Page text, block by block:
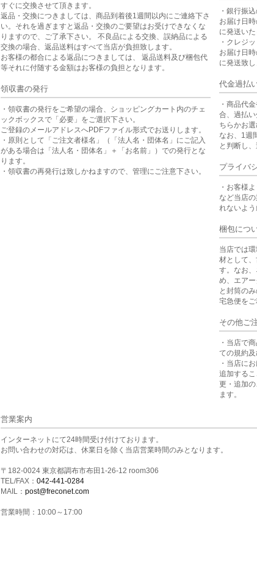
すぐに交換させて頂きます。
返品・交換につきましては、商品到着後1週間以内にご連絡下さ
い。それを過ぎますと返品・交換のご要望はお受けできなくな
りますので、ご了承下さい。 不良品による交換、誤納品による
交換の場合、返品送料はすべて当店が負担致します。
お客様の都合による返品につきましては、 返品送料及び梱包代
等それに付随する金額はお客様の負担となります。
領収書の発行
・領収書の発行をご希望の場合、ショッピングカート内のチェ
ックボックスで「必要」をご選択下さい。
ご登録のメールアドレスへPDFファイル形式でお送りします。
・原則として「ご注文者様名」（「法人名・団体名」にご記入
がある場合は「法人名・団体名」＋「お名前」）での発行とな
ります。
・領収書の再発行は致しかねますので、管理にご注意下さい。
・銀行振
お届け日
に発送いた
・クレジ
お届け日
に発送致し
代金過払
・商品代
合、過払
ちらかお選
なお、1週
と判断し
プライバ
・お客様
など当店
れないよう
梱包につ
当店では
材として
す。なお
め、エア
と封筒の
宅急便をご
その他ご
・当店で
ての規約及
・当店に
追加する
更・追加
ます。
営業案内
インターネットにて24時間受け付けております。
お問い合わせの対応は、休業日を除く当店営業時間のみとなります。
〒182-0024 東京都調布市布田1-26-12 room306
TEL/FAX： 042-441-0284
MAIL： post@freconet.com
営業時間：10:00～17:00